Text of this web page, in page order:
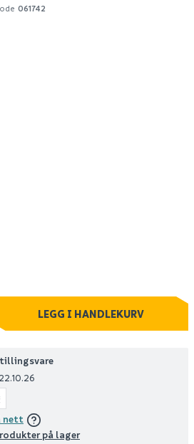
061742
LEGG I HANDLEKURV
nett
på lager